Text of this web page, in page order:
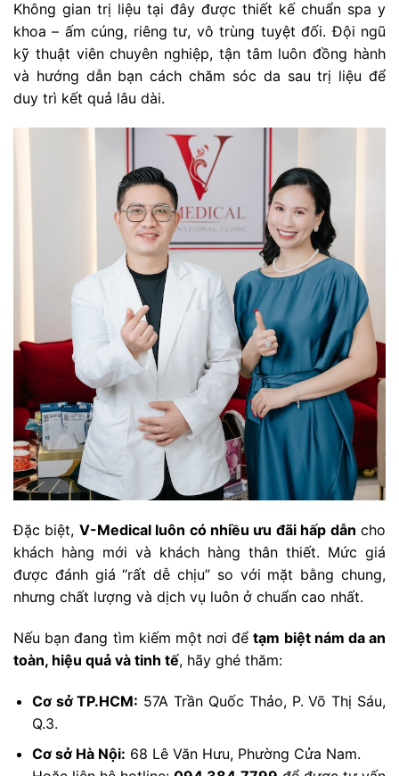
Không gian trị liệu tại đây được thiết kế chuẩn spa y
khoa – ấm cúng, riêng tư, vô trùng tuyệt đối. Đội ngũ
kỹ thuật viên chuyên nghiệp, tận tâm luôn đồng hành
và hướng dẫn bạn cách chăm sóc da sau trị liệu để
duy trì kết quả lâu dài.
Đặc biệt, V-Medical luôn có nhiều ưu đãi hấp dẫn cho
khách hàng mới và khách hàng thân thiết. Mức giá
được đánh giá “rất dễ chịu” so với mặt bằng chung,
nhưng chất lượng và dịch vụ luôn ở chuẩn cao nhất.
Nếu bạn đang tìm kiếm một nơi đểtạm biệt nám da an
toàn, hiệu quả và tinh tế, hãy ghé thăm:
Cơ sở TP.HCM: 57A Trần Quốc Thảo, P. Võ Thị Sáu,
Q.3.
Cơ sở Hà Nội: 68 Lê Văn Hưu, Phường Cửa Nam.